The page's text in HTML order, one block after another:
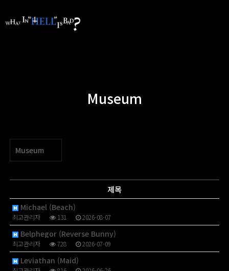
Museum
Museum
제목
Michael (Beach)
최고관리자 131 2026-08-07
Belphegor (Reverse Bunny)
최고관리자 728 2026-07-09
Leviathan (Maid)